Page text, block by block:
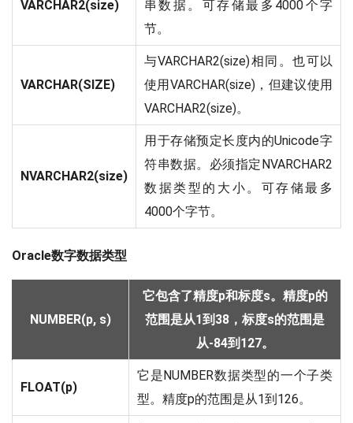
VARCHAR2(size)
串数据。可存储最多4000个字
节。
VARCHAR(SIZE)
与VARCHAR2(size)相同。也可以
使用VARCHAR(size)，但建议使用
VARCHAR2(size)。
NVARCHAR2(size)
用于存储预定长度内的Unicode字
符串数据。必须指定NVARCHAR2
数据类型的大小。可存储最多
4000个字节。
Oracle数字数据类型
NUMBER(p, s)
它包含了精度p和标度s。精度p的
范围是从1到38，标度s的范围是
从-84到127。
FLOAT(p)
它是NUMBER数据类型的一个子类
型。精度p的范围是从1到126。